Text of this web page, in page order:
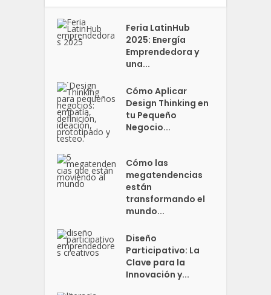
Feria LatinHub
2025: Energía
Emprendedora y
una...
Cómo Aplicar
Design Thinking en
tu Pequeño
Negocio...
Cómo las
megatendencias
están
transformando el
mundo...
Diseño
Participativo: La
Clave para la
Innovación y...